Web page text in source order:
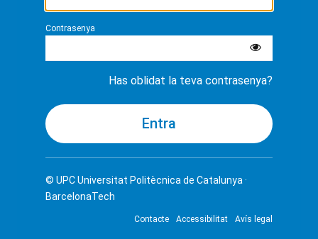
Contrasenya
Has oblidat la teva contrasenya?
© UPCUniversitat Politècnica de Catalunya ·
BarcelonaTech
Contacte Accessibilitat Avís legal